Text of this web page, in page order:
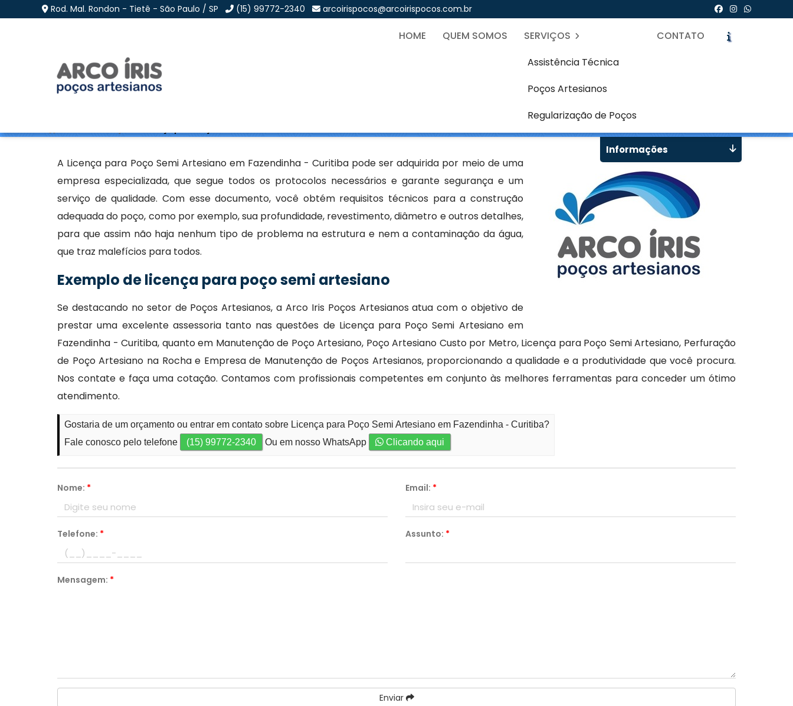
Rod. Mal. Rondon - Tietê - São Paulo / SP (15) 99772-2340 arcoirispocos@arcoirispocos.com.br
HOME QUEM SOMOS
SERVIÇOS
Assistência Técnica
Poços Artesianos
Regularização de Poços
CONTATO
Licença para Poço Semi Artesiano em Fazendinha - Curitiba
A Licença para Poço Semi Artesiano em Fazendinha - Curitiba pode ser adquirida por meio de uma
empresa especializada, que segue todos os protocolos necessários e garante segurança e um
serviço de qualidade. Com esse documento, você obtém requisitos técnicos para a construção
adequada do poço, como por exemplo, sua profundidade, revestimento, diâmetro e outros detalhes,
para que assim não haja nenhum tipo de problema na estrutura e nem a contaminação da água,
que traz malefícios para todos.
Exemplo de licença para poço semi artesiano
Se destacando no setor de Poços Artesianos, a Arco Iris Poços Artesianos atua com o objetivo de
prestar uma excelente assessoria tanto nas questões de Licença para Poço Semi Artesiano em
Fazendinha - Curitiba, quanto em Manutenção de Poço Artesiano, Poço Artesiano Custo por Metro, Licença para Poço Semi Artesiano, Perfuração
de Poço Artesiano na Rocha e Empresa de Manutenção de Poços Artesianos, proporcionando a qualidade e a produtividade que você procura.
Nos contate e faça uma cotação. Contamos com profissionais competentes em conjunto às melhores ferramentas para conceder um ótimo
atendimento.
Gostaria de um orçamento ou entrar em contato sobre Licença para Poço Semi Artesiano em Fazendinha - Curitiba?
Fale conosco pelo telefone
(15) 99772-2340 Ou em nosso WhatsApp Clicando aqui
Nome: * Email: *
Telefone: * Assunto: *
Mensagem: *
Enviar
Informações